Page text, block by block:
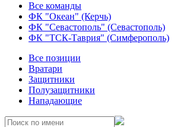
Все команды
ФК "Океан" (Керчь)
ФК "Севастополь" (Севастополь)
ФК "ТСК-Таврия" (Симферополь)
Все позиции
Вратари
Защитники
Полузащитники
Нападающие